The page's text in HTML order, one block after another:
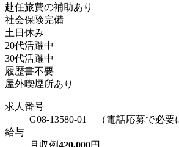
赴任旅費の補助あり
社会保険完備
土日休み
20代活躍中
30代活躍中
履歴書不要
屋外喫煙所あり
求人番号
G08-13580-01 （電話応募で必要
給与
月収例420,000円